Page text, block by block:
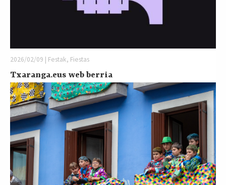
2026/02/09 | Festak, Fiestas
Txaranga.eus web berria